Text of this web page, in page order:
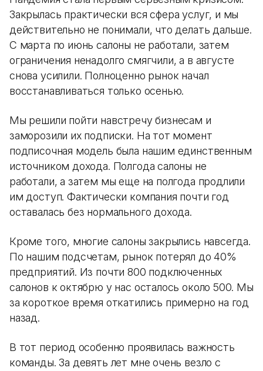
Закрылась практически вся сфера услуг, и мы
действительно не понимали, что делать дальше.
С марта по июнь салоны не работали, затем
ограничения ненадолго смягчили, а в августе
снова усилили. Полноценно рынок начал
восстанавливаться только осенью.
Мы решили пойти навстречу бизнесам и
заморозили их подписки. На тот момент
подписочная модель была нашим единственным
источником дохода. Полгода салоны не
работали, а затем мы еще на полгода продлили
им доступ. Фактически компания почти год
оставалась без нормального дохода.
Кроме того, многие салоны закрылись навсегда.
По нашим подсчетам, рынок потерял до 40%
предприятий. Из почти 800 подключенных
салонов к октябрю у нас осталось около 500. Мы
за короткое время откатились примерно на год
назад.
В тот период особенно проявилась важность
команды. За девять лет мне очень везло с